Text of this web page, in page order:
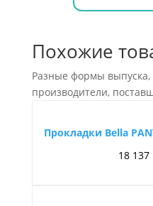
Похожие
Разные формы выпуска,
производители,
Прокладки Bella
18 137